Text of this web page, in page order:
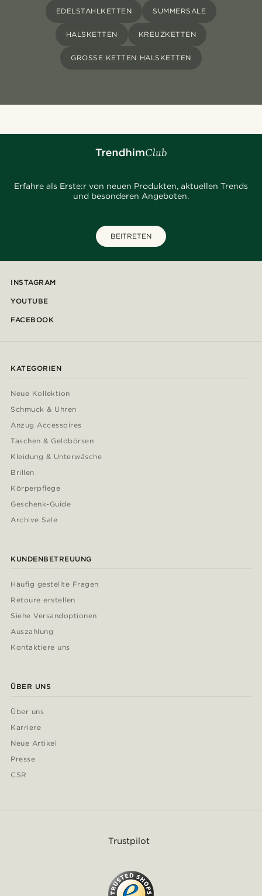
EDELSTAHLKETTEN SUMMERSALE
HALSKETTEN KREUZKETTEN
GROSSE KETTEN HALSKETTEN
Erfahre als Erste:r von neuen Produkten, aktuellen Trends
und besonderen Angeboten.
BEITRETEN
INSTAGRAM
YOUTUBE
FACEBOOK
KATEGORIEN
Neue Kollektion
Schmuck & Uhren
Anzug Accessoires
Taschen & Geldbörsen
Kleidung & Unterwäsche
Brillen
Körperpflege
Geschenk-Guide
Archive Sale
KUNDENBETREUUNG
Häufig gestellte Fragen
Retoure erstellen
Siehe Versandoptionen
Auszahlung
Kontaktiere uns
ÜBER UNS
Über uns
Karriere
Neue Artikel
Presse
CSR
Trustpilot